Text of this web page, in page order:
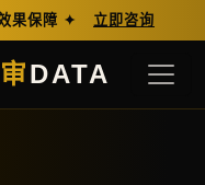
果保障 ✦ 立即咨询
DATA